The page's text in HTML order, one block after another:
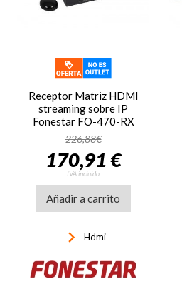
Receptor Matriz HDMI
streaming sobre IP
Fonestar FO-470-RX
226,88€
170,91 €
IVA incluido
Añadir a carrito
keyboard_arrow_right Hdmi